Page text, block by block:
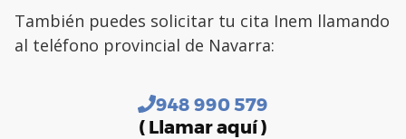
También puedes solicitar tu cita Inem llamando
al teléfono provincial de Navarra:
948 990 579
( Llamar aquí )